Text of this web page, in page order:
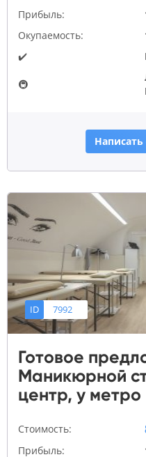
Прибыль:
Окупаемость:
✔️
🚇
Написать
ID 7992
Готовое
Маникюрной
центр, у метро
Стоимость:
Прибыль: